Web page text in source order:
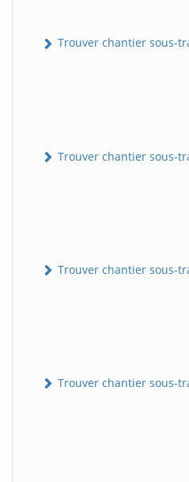
Trouver chantier sous-
Trouver chantier sous-
Trouver chantier sous-
Trouver chantier sous-